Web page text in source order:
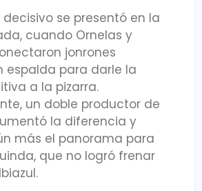
se presentó en la
cuando Ornelas y
jonrones
espalda para darle la
a la pizarra.
un doble productor de
la diferencia y
más el panorama para
que no logró frenar